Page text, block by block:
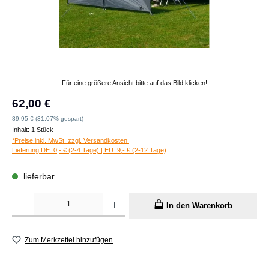
Für eine größere Ansicht bitte auf das Bild klicken!
Verkaufspreis:
62,00 €
Regulärer Preis:
89,95 € (31.07% gespart)
Inhalt: 1 Stück
*Preise inkl. MwSt. zzgl. Versandkosten
Lieferung DE: 0,- € (2-4 Tage) | EU: 9,- € (2-12 Tage)
lieferbar
In den Warenkorb
Zum Merkzettel hinzufügen